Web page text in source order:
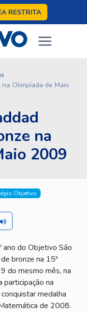
RESTRITA
Olimpíada de Maio
na
2009
Objetivo
ano do Objetivo São
bronze na 15ª
do mesmo mês, na
participação na
medalha
de 2008.